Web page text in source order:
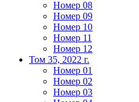
Номер 08
Номер 09
Номер 10
Номер 11
Номер 12
Том 35, 2022 г.
Номер 01
Номер 02
Номер 03